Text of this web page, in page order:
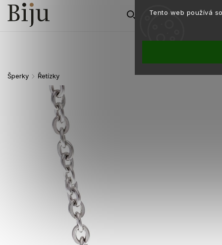
Tento web používá
Šperky / Řetízky